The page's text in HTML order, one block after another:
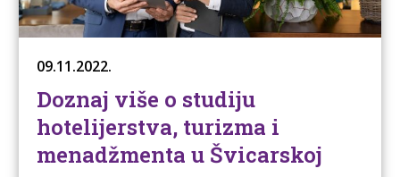
09.11.2022.
Doznaj više o studiju
hotelijerstva, turizma i
menadžmenta u Švicarskoj